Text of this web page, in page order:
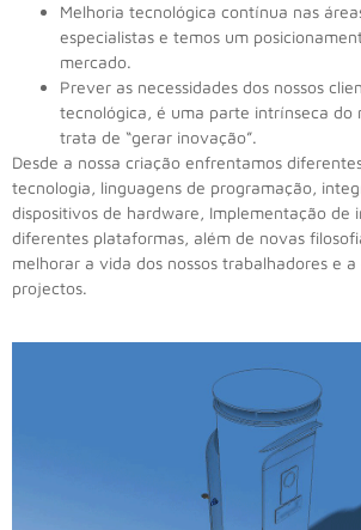
Melhoria tecnológica contínua nas
especialistas e temos um
mercado.
Prever as necessidades dos nossos
tecnológica, é uma parte intrínseca do
trata de “gerar inovação”.
Desde a nossa criação enfrentamos
tecnologia, linguagens de programação,
dispositivos de hardware, Implementação de
diferentes plataformas, além de novas
melhorar a vida dos nossos trabalhadores e
projectos.